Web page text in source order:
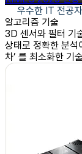
우수한 IT 전공
알고리즘 기술
3D 센서와 필터 기
상태로 정확한 분석
차’ 를 최소화한 기